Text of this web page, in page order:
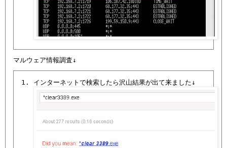
1. インターネットで検索したら沢山結果が出て来ました↓